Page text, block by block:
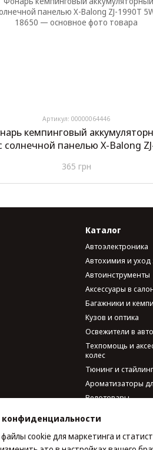
Артикул: 00000064446
кемпинговый
солнечной панелью X-Balong
365 грн
Каталог
Автоэлектроника
Автохимия и уход
Автоинструменты
Аксессуары в
Багажники и
Кузов и оптика
Освежители в авто
Техпомощь и
колес
Тюнинг и стайлинг
Ароматизаторы
Велотовары
гаджеты
Наборы
cookie для маркетинга и